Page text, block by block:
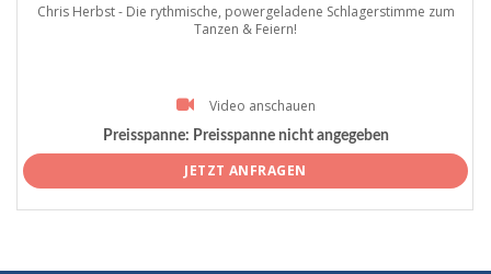
Chris Herbst - Die rythmische, powergeladene Schlagerstimme zum
Tanzen & Feiern!
Video anschauen
Preisspanne: Preisspanne nicht angegeben
JETZT ANFRAGEN